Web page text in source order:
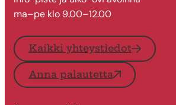
ma–pe klo 9.00–12.00
Kaikki yhteystiedot
Anna palautetta